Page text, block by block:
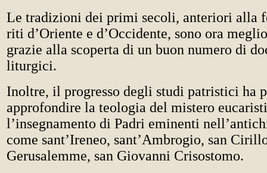
Le tradizioni dei primi secoli, anteriori alla
riti d’Oriente e d’Occidente, sono ora
grazie alla scoperta di un buon numero di
liturgici.
Inoltre, il progresso degli studi patristici ha
approfondire la teologia del mistero
l’insegnamento di Padri eminenti
come sant’Ireneo, sant’Ambrogio, san
Gerusalemme, san Giovanni Crisostomo.